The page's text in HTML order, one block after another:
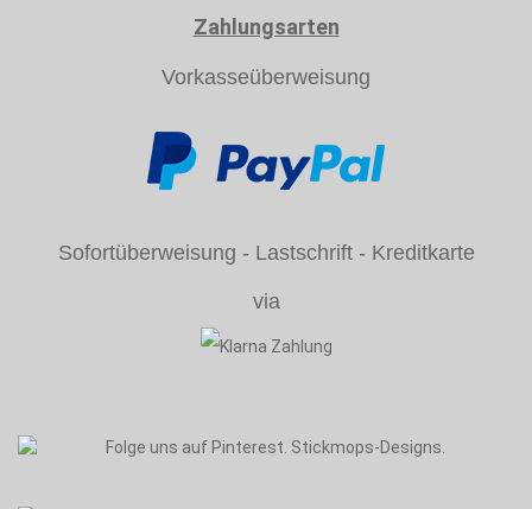
Zahlungsarten
Vorkasseüberweisung
Sofortüberweisung - Lastschrift - Kreditkarte
via